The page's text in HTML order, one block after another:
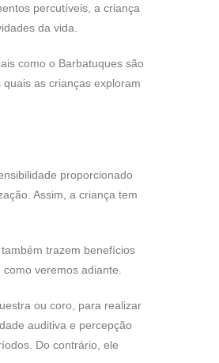
percutíveis, a criança
da vida.
como o Barbatuques são
quais as crianças exploram
proporcionado
Assim, a criança tem
trazem benefícios
veremos adiante.
ou coro, para realizar
auditiva e percepção
Do contrário, ele